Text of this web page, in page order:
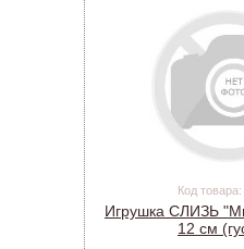
Код
Игрушка СЛИЗЬ
12 см